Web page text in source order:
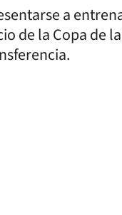
a
de la Copa de